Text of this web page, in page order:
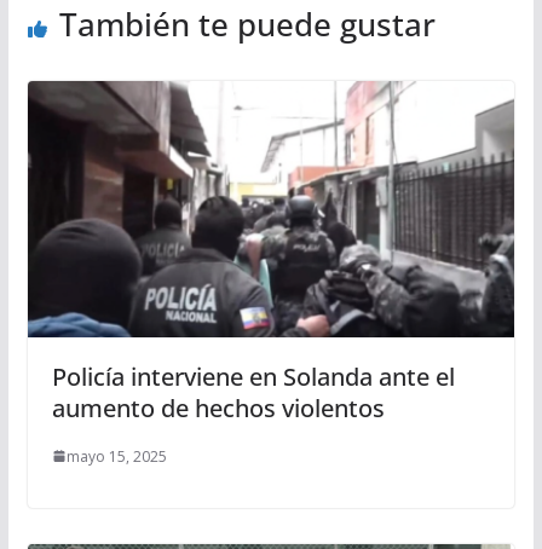
También te puede gustar
Policía interviene en Solanda ante el
aumento de hechos violentos
mayo 15, 2025